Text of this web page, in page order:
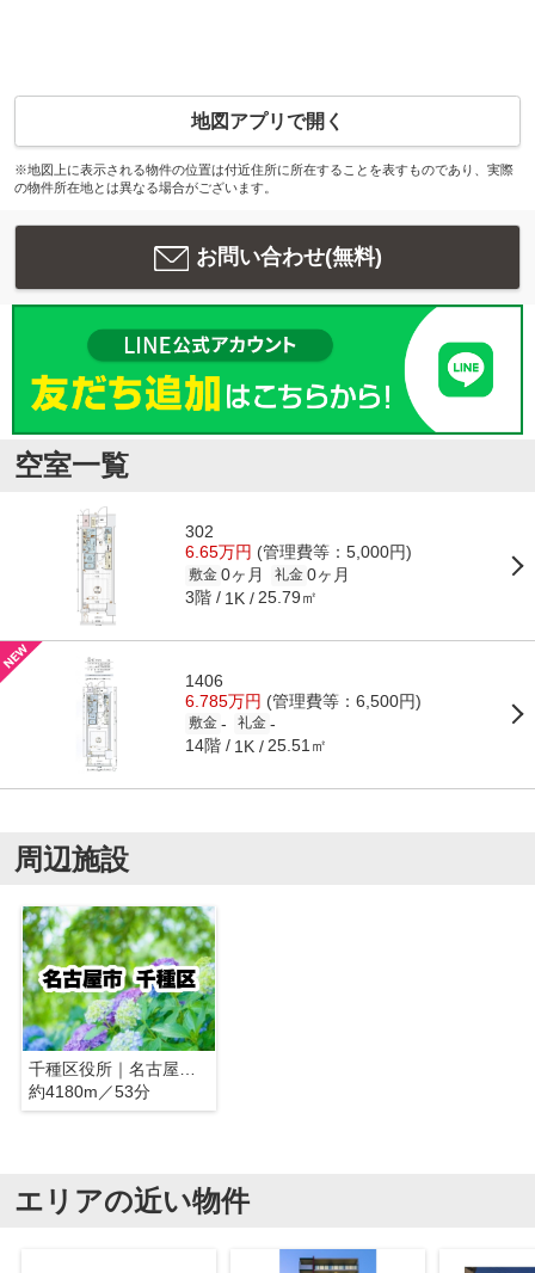
地図アプリで開く
※地図上に表示される物件の位置は付近住所に所在することを表すものであり、実際
の物件所在地とは異なる場合がございます。
お問い合わせ(無料)
空室一覧
302
6.65万円 (管理費等：5,000円)
敷金 0ヶ月 礼金 0ヶ月
3階 1K 25.79㎡
1406
6.785万円 (管理費等：6,500円)
敷金 - 礼金 -
14階 1K 25.51㎡
周辺施設
約4180m／53分
エリアの近い物件